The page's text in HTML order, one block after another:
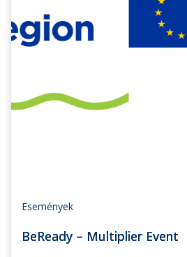
Események
BeReady – Multiplier Event